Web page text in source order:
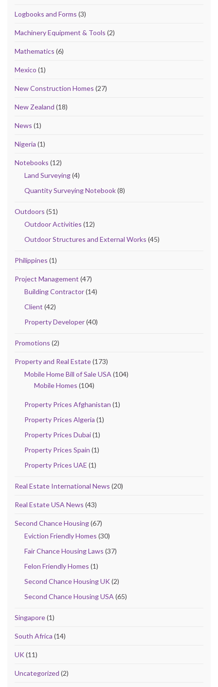
Logbooks and Forms (3)
Machinery Equipment & Tools (2)
Mathematics (6)
Mexico (1)
New Construction Homes (27)
New Zealand (18)
News (1)
Nigeria (1)
Notebooks (12)
Land Surveying(4)
Quantity Surveying Notebook(8)
Outdoors (51)
Outdoor Activities (12)
Outdoor Structures and External Works (45)
Philippines (1)
Project Management (47)
Building Contractor(14)
Client (42)
Property Developer(40)
Promotions (2)
Property and Real Estate(173)
Mobile Home Bill of Sale USA (104)
Mobile Homes (104)
Property Prices Afghanistan (1)
Property Prices Algeria (1)
Property Prices Dubai(1)
Property Prices Spain (1)
Property Prices UAE (1)
Real Estate International News (20)
Real Estate USA News (43)
Second Chance Housing(67)
Eviction Friendly Homes (30)
Fair Chance Housing Laws (37)
Felon Friendly Homes (1)
Second Chance Housing UK(2)
Second Chance Housing USA (65)
Singapore(1)
South Africa (14)
UK(11)
Uncategorized (2)